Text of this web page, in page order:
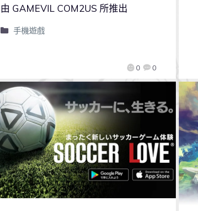
0 0
由 GAMEVIL COM2US 所推出
手機遊戲